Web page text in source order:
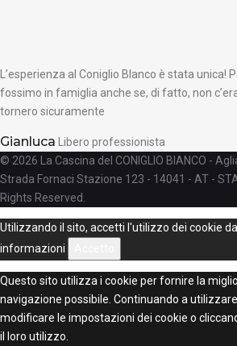
L’esperienza al Coniglio BIanco è stata unica!
fossimo in famiglia anche se, di fatto, non
tornero sicuramente
Gianluca
Libero professionista
© 2026 La Cascina del CONIGLIO BIANCO -
Strada Fornaci Stazione 123 - 14041 - AT -
Rights Reserved.
Utilizzando il sito, accetti l'utilizzo dei cookie
informazioni
Questo sito utilizza i cookie per fornire la
navigazione possibile. Continuando a
modificare le impostazioni dei cookie o
il loro utilizzo.